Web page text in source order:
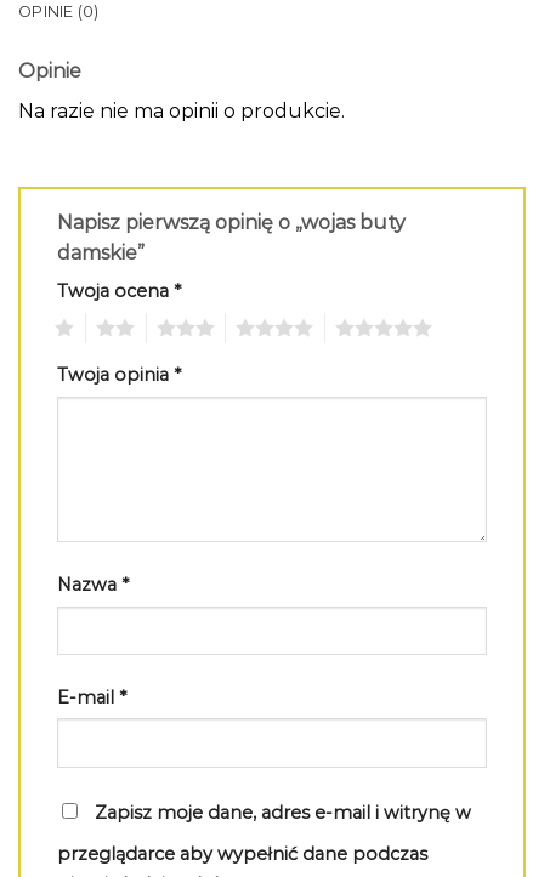
OPINIE (0)
Opinie
Na razie nie ma opinii o produkcie.
Napisz pierwszą opinię o „wojas buty
damskie”
Twoja ocena *
Twoja opinia *
Nazwa *
E-mail *
Zapisz moje dane, adres e-mail i witrynę w
przeglądarce aby wypełnić dane podczas